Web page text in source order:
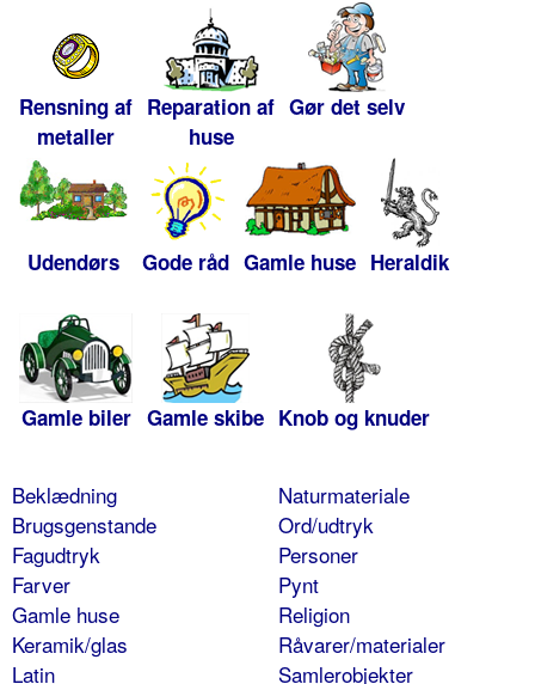
Rensning af
metaller
Reparation af
huse
Gør det selv
Udendørs Gode råd Gamle huse Heraldik
Gamle biler Gamle skibe Knob og knuder
Beklædning
Brugsgenstande
Fagudtryk
Farver
Gamle huse
Keramik/glas
Latin
Naturmateriale
Ord/udtryk
Personer
Pynt
Religion
Råvarer/materialer
Samlerobjekter